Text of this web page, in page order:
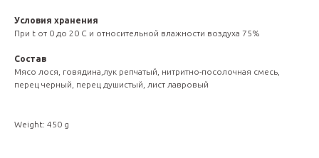
Условия хранения
При t от 0 до 20 С и относительной влажности воздуха 75%
Состав
Мясо лося, говядина,лук репчатый, нитритно-посолочная смесь,
перец черный, перец душистый, лист лавровый
Weight: 450 g